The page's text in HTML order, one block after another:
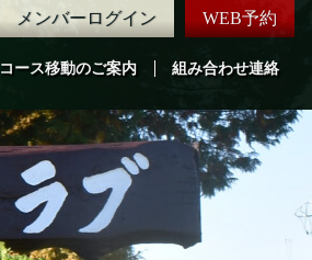
コース移動のご案内 組み合わせ連絡
メンバーログイン WEB予約